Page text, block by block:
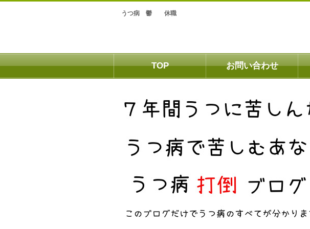
うつ病 鬱 休職
TOP お問い合わせ